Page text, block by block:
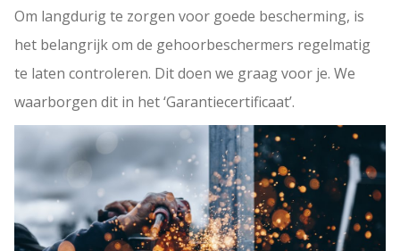
Om langdurig te zorgen voor goede bescherming, is
het belangrijk om de gehoorbeschermers regelmatig
te laten controleren. Dit doen we graag voor je. We
waarborgen dit in het ‘Garantiecertificaat’.